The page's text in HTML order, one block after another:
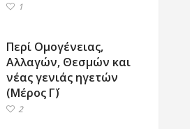
1
Περί Ομογένειας,
Αλλαγών, Θεσμών και
νέας γενιάς ηγετών
(Μέρος Γ΄)
2